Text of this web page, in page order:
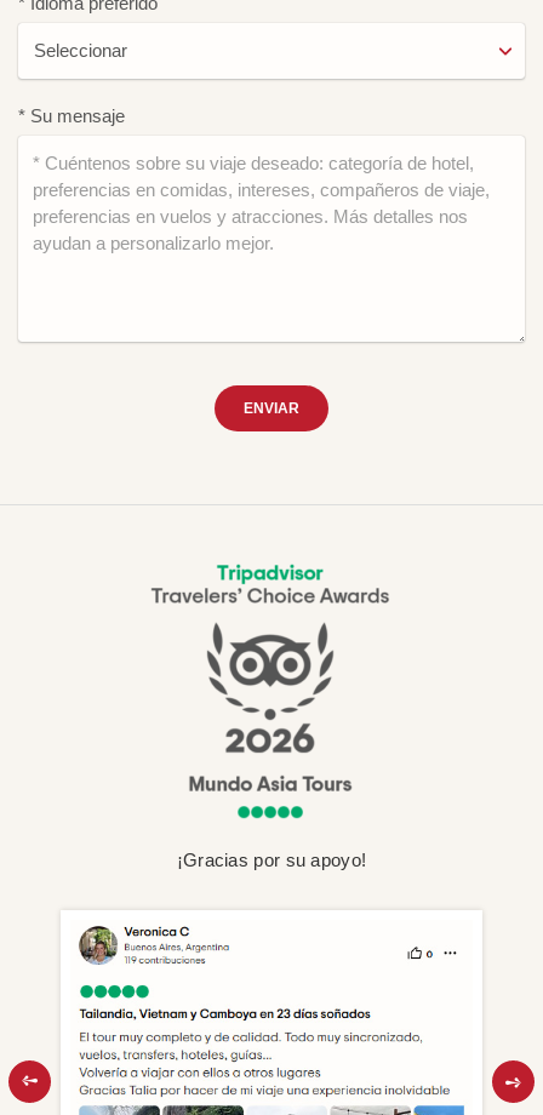
* Su mensaje
ENVIAR
¡Gracias por su apoyo!